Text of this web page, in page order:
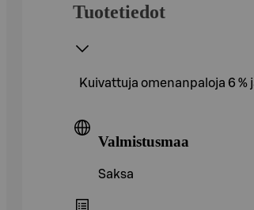
Tuotetiedot
Kuivattuja omenanpaloja 6 %
Valmistusmaa
Saksa